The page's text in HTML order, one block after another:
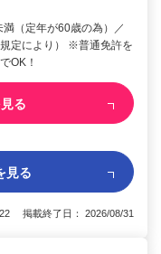
（定年が60歳の為）／
定により） ※普通免許を
OK！
る
見る
掲載終了日： 2026/08/31